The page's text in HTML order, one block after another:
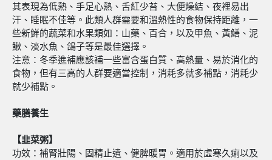
其表現為低熱、手足心熱、舌紅少苔、大便燥結、夜裡易出
汗、睡眠不佳等。此類人群需要和溫熱性的食物保持距離，一
些新鮮的蔬菜和水果類如：山藥、百合，以及甲魚、黃鱔、泥
鰍、淡水魚、鴿子等是最佳選擇。
注意：冬季進補應該補一些富含蛋白質、高熱量、易於消化的
食物，但有三高的人群要適當控制，消耗多就多補點，消耗少
就少補點。
藥膳養生
【韭菜粥】
功效：補腎壯陽、固精止遺、健脾暖胃。適用於虛寒久痢以及